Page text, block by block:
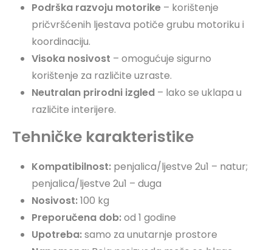
Podrška razvoju motorike – korištenje
pričvršćenih ljestava potiče grubu motoriku i
koordinaciju.
Visoka nosivost – omogućuje sigurno
korištenje za različite uzraste.
Neutralan prirodni izgled – lako se uklapa u
različite interijere.
Tehničke karakteristike
Kompatibilnost: penjalica/ljestve 2u1 – natur;
penjalica/ljestve 2u1 – duga
Nosivost:100 kg
Preporučena dob:od 1 godine
Upotreba:samo za unutarnje prostore